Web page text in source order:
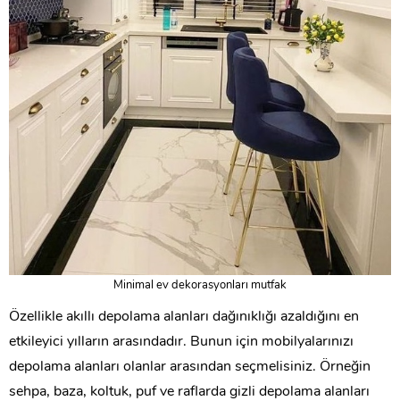
Minimal ev dekorasyonları mutfak
Özellikle akıllı depolama alanları dağınıklığı azaldığını en
etkileyici yılların arasındadır. Bunun için mobilyalarınızı
depolama alanları olanlar arasından seçmelisiniz. Örneğin
sehpa, baza, koltuk, puf ve raflarda gizli depolama alanları